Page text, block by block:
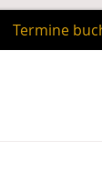
Termine